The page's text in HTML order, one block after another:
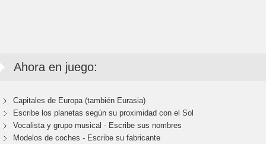
Ahora en juego:
Capitales de Europa (también Eurasia)
Escribe los planetas según su proximidad con el Sol
Vocalista y grupo musical - Escribe sus nombres
Modelos de coches - Escribe su fabricante